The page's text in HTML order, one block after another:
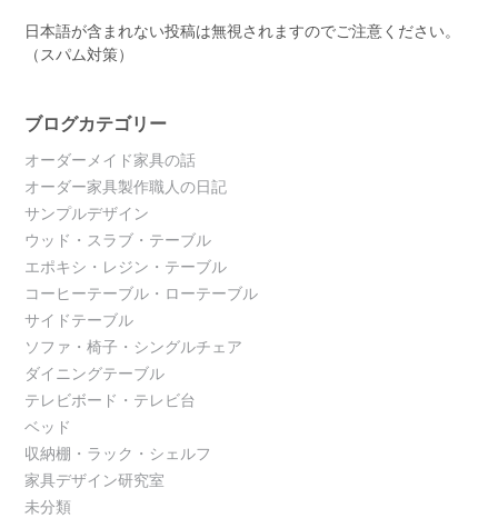
日本語が含まれない投稿は無視されますのでご注意ください。
（スパム対策）
ブログカテゴリー
オーダーメイド家具の話
オーダー家具製作職人の日記
サンプルデザイン
ウッド・スラブ・テーブル
エポキシ・レジン・テーブル
コーヒーテーブル・ローテーブル
サイドテーブル
ソファ・椅子・シングルチェア
ダイニングテーブル
テレビボード・テレビ台
ベッド
収納棚・ラック・シェルフ
家具デザイン研究室
未分類